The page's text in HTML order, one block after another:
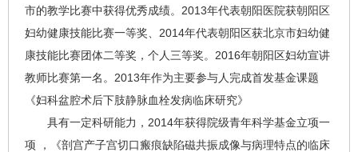
市的教学比赛中获得优秀成绩。2013年代表朝阳医院获朝阳区
妇幼健康技能比赛一等奖、2014年代表朝阳区获北京市妇幼健
康技能比赛团体二等奖，个人三等奖。2016年朝阳区妇幼宣讲
教师比赛第一名。2013年作为主要参与人完成首发基金课题
《妇科盆腔术后下肢静脉血栓发病临床研究》
具有一定科研能力，2014年获得院级青年科学基金立项一
项 ，《剖宫产子宫切口瘢痕缺陷磁共振成像与病理特点的临床